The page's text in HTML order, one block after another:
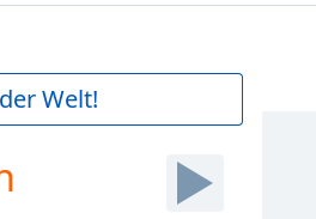
Welt!